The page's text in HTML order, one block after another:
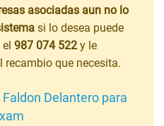
asociadas aun no lo
si lo desea puede
987 074 522 y le
recambio que necesita.
Delantero para